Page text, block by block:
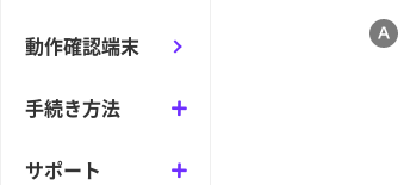
動作確認端末
手続き方法
サポート